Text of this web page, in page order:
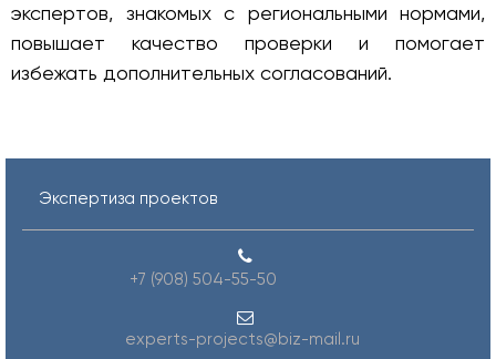
экспертов, знакомых с региональными нормами,
повышает качество проверки и помогает
избежать дополнительных согласований.
Экспертиза проектов
+7 (908) 504-55-50
experts-projects@biz-mail.ru